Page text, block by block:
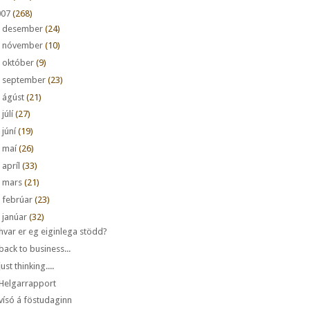
(268)
desember (24)
nóvember (10)
október (9)
september (23)
ágúst (21)
júlí (27)
júní (19)
maí (26)
apríl (33)
mars (21)
febrúar (23)
janúar (32)
hvar er eg eiginlega stödd?
back to business...
thinking....
á föstudaginn